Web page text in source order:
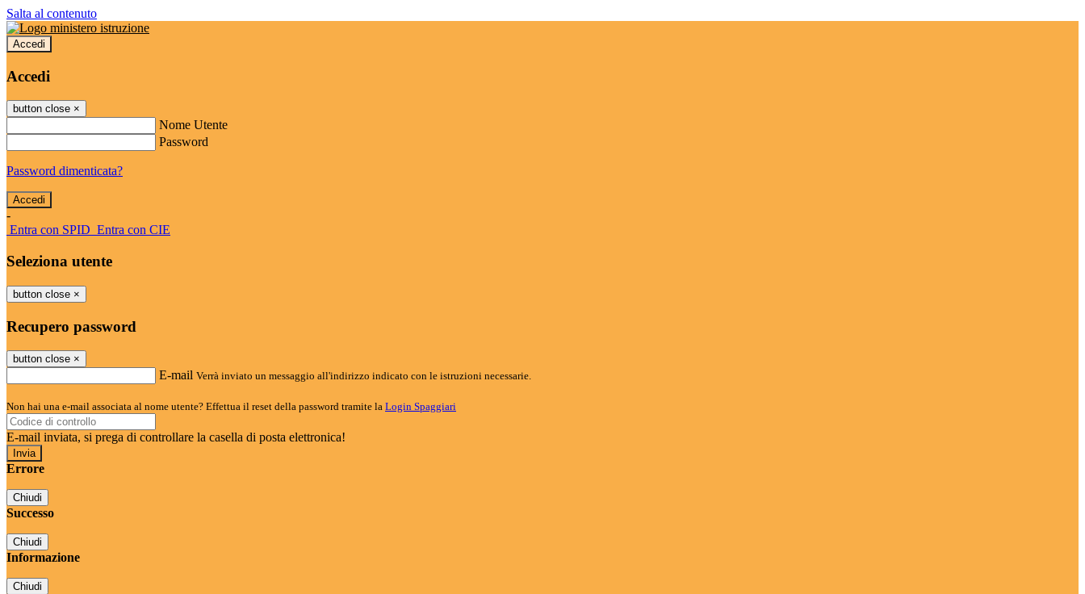
Salta al contenuto
Accedi
Accedi
button close ×
Nome Utente
Password
Password dimenticata?
-
Entra con SPID Entra con CIE
Seleziona utente
button close ×
Recupero password
button close ×
E-mail Verrà inviato un messaggio all'indirizzo indicato con le istruzioni necessarie.
Non hai una e-mail associata al nome utente? Effettua il reset della password tramite la Login Spaggiari
E-mail inviata, si prega di controllare la casella di posta elettronica!
Errore
Chiudi
Successo
Chiudi
Informazione
Chiudi